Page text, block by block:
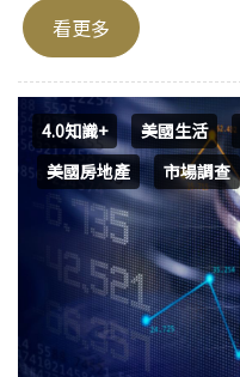
看更多
4.0知識+ 美國生活
美國房地產
市場調查